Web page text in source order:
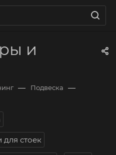
и
— Подвеска —
для стоек